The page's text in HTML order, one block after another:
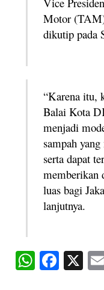
Motor
dikutip pada
“Karena itu,
Balai Kota
menjadi
sampah
serta dapat
memberikan
luas bagi
lanjutnya.
W Fa X